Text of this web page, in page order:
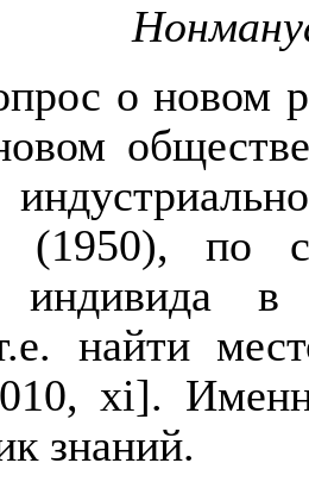
о новом
(1950), по
индивида
найти
xi].
знаний.